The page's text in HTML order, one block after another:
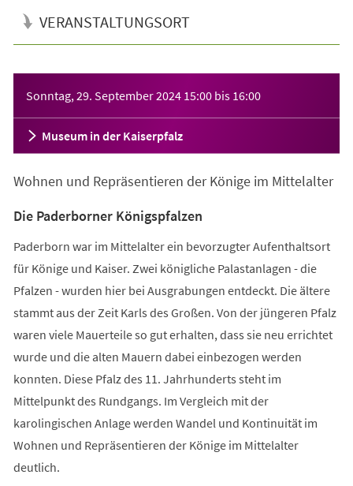
VERANSTALTUNGSORT
Sonntag, 29. September 2024 15:00 bis 16:00
Museum in der Kaiserpfalz
Wohnen und Repräsentieren der Könige im Mittelalter
Die Paderborner Königspfalzen
Paderborn war im Mittelalter ein bevorzugter Aufenthaltsort
für Könige und Kaiser. Zwei königliche Palastanlagen - die
Pfalzen - wurden hier bei Ausgrabungen entdeckt. Die ältere
stammt aus der Zeit Karls des Großen. Von der jüngeren Pfalz
waren viele Mauerteile so gut erhalten, dass sie neu errichtet
wurde und die alten Mauern dabei einbezogen werden
konnten. Diese Pfalz des 11. Jahrhunderts steht im
Mittelpunkt des Rundgangs. Im Vergleich mit der
karolingischen Anlage werden Wandel und Kontinuität im
Wohnen und Repräsentieren der Könige im Mittelalter
deutlich.